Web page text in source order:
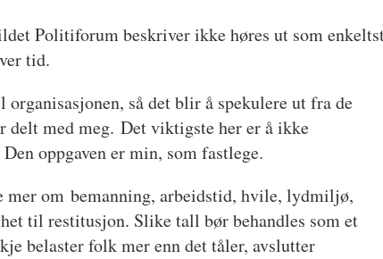
Politiforum beskriver ikke høres ut som
tid.
så det blir å spekulere ut fra de
delt med meg. Det viktigste her er å ikke
oppgaven er min, som fastlege.
mer om bemanning, arbeidstid, hvile, lydmiljø,
til restitusjon. Slike tall bør behandles som et
belaster folk mer enn det tåler, avslutter